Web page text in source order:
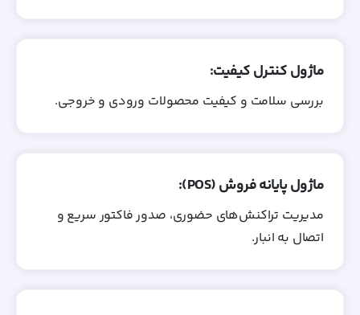
ماژول کنترل کیفیت:
بررسی سلامت و کیفیت محصولات ورودی و خروجی.
ماژول پایانه فروش (POS):
مدیریت تراکنش‌های حضوری، صدور فاکتور سریع و
اتصال به انبار.